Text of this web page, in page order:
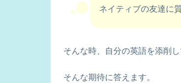
ネイティブの友達に
そんな時、自分の英語を添削
そんな期待に答えます。